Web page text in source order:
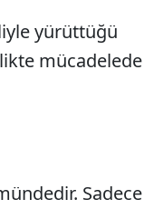
yürüttüğü
mücadelede
Sadece